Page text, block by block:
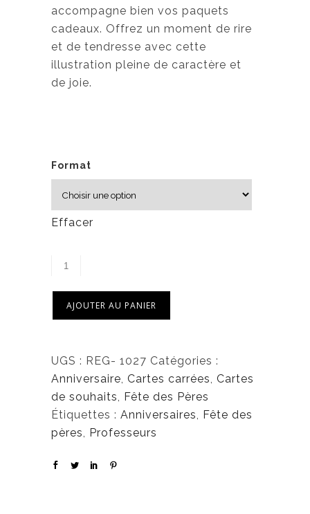
$
à
6
accompagne bien vos paquets
cadeaux. Offrez un moment de rire
et de tendresse avec cette
illustration pleine de caractère et
de joie.
Format
Effacer
AJOUTER AU PANIER
UGS : REG- 1027 Catégories :
Anniversaire, Cartes carrées, Cartes
de souhaits, Fête des Pères
Étiquettes : Anniversaires, Fête des
pères, Professeurs